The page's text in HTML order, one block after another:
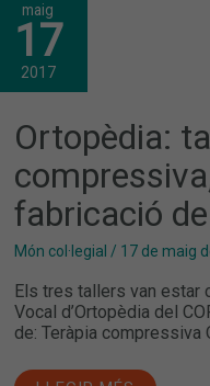
maig
17
2017
Ortopèdia:
fabricació
Món col·legial / 17 de maig
Els tres tallers van estar
Vocal d’Ortopèdia del
de: Teràpia compressiva
ORTOPÈDIA:
TALLERS
DE
TERÀPIA
COMPRESSIVA,
FABRICACIÓ
DE
PLANTILLES